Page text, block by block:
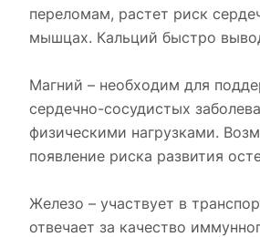
переломам, растет риск
мышцах. Кальций быстро
Магний – необходим для
сердечно-сосудистых
физическими нагрузками.
появление риска развития
Железо – участвует в
отвечает за качество